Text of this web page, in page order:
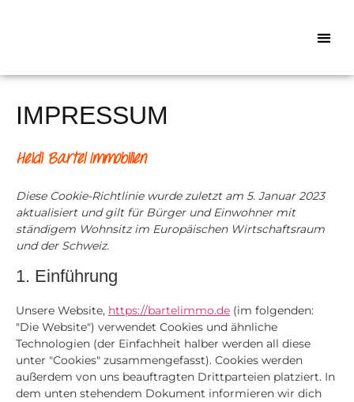
IMPRESSUM
Heidi Bartel Immobilien
Diese Cookie-Richtlinie wurde zuletzt am 5. Januar 2023
aktualisiert und gilt für Bürger und Einwohner mit
ständigem Wohnsitz im Europäischen Wirtschaftsraum
und der Schweiz.
1. Einführung
Unsere Website, https://bartelimmo.de (im folgenden:
"Die Website") verwendet Cookies und ähnliche
Technologien (der Einfachheit halber werden all diese
unter "Cookies" zusammengefasst). Cookies werden
außerdem von uns beauftragten Drittparteien platziert. In
dem unten stehendem Dokument informieren wir dich